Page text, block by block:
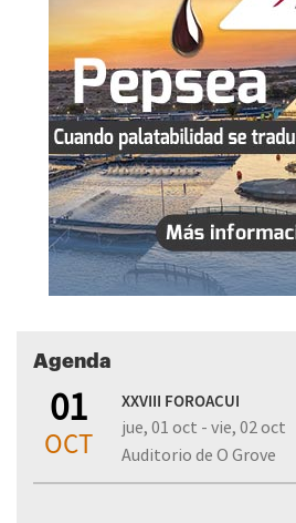
Agenda
01
OCT
XXVIII FOROACUI
jue, 01 oct - vie, 02 oct
Auditorio de O Grove